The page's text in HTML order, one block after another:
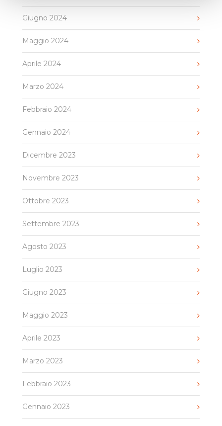
Giugno 2024
Maggio 2024
Aprile 2024
Marzo 2024
Febbraio 2024
Gennaio 2024
Dicembre 2023
Novembre 2023
Ottobre 2023
Settembre 2023
Agosto 2023
Luglio 2023
Giugno 2023
Maggio 2023
Aprile 2023
Marzo 2023
Febbraio 2023
Gennaio 2023